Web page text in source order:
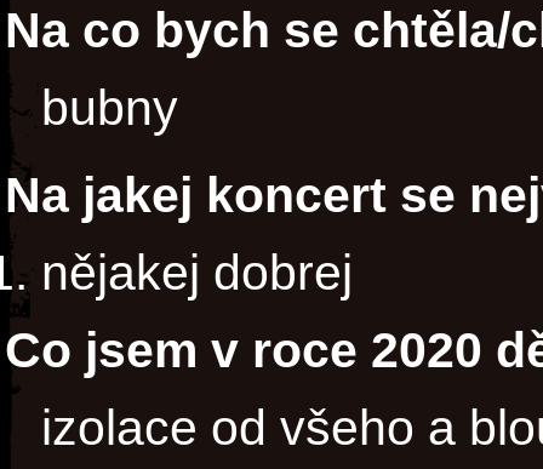
Na co bych se chtěla/
bubny
Na jakej koncert se
nějakej dobrej
Co jsem v roce 2020
izolace od všeho a